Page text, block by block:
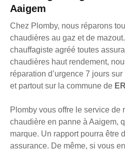
Aaigem
Chez Plomby, nous réparons
chaudières au gaz et de
chauffagiste agréé toutes
chaudières haut rendement,
réparation d’urgence 7 jours
et partout sur la commune de
Plomby vous offre le service de
chaudière en panne à Aaigem,
marque. Un rapport pourra être
assurance. De même, si vous